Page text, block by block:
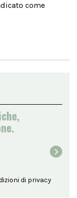
come
di privacy